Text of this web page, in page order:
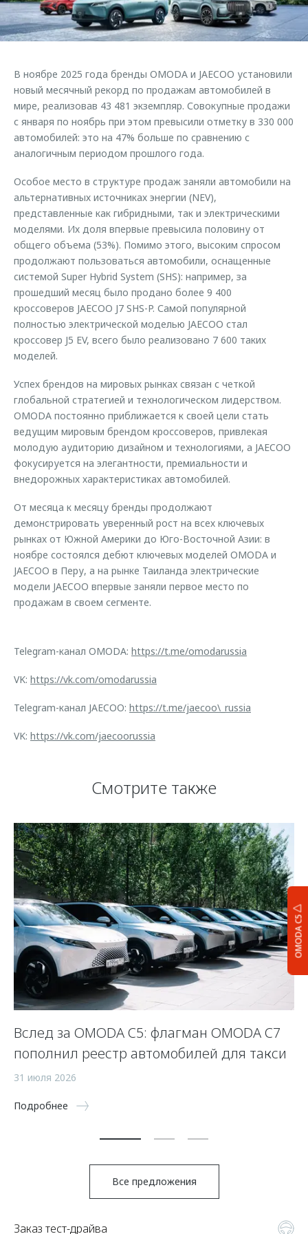
Страхование
Кредитный калькулятор
Одежда и сувениры
Оригинальные аксессуары
Запчасти
Трейд-ин
Калькулятор трейд-ин
Руководства по эксплуатации
Клиентская поддержка
Клуб владельцев OMODA
Приложение O&J
Аксессуары
Одежда и сувениры
Оригинальные аксессуары
Запчасти
Обратная связь
OMODA C5
В ноябре 2025 года бренды OMODA и JAECOO установили
новый месячный рекорд по продажам автомобилей в
мире, реализовав 43 481 экземпляр. Совокупные продажи
с января по ноябрь при этом превысили отметку в 330 000
автомобилей: это на 47% больше по сравнению с
аналогичным периодом прошлого года.
Особое место в структуре продаж заняли автомобили на
альтернативных источниках энергии (NEV),
представленные как гибридными, так и электрическими
моделями. Их доля впервые превысила половину от
общего объема (53%). Помимо этого, высоким спросом
продолжают пользоваться автомобили, оснащенные
системой Super Hybrid System (SHS): например, за
прошедший месяц было продано более 9 400
кроссоверов JAECOO J7 SHS-P. Самой популярной
полностью электрической моделью JAECOO стал
кроссовер J5 EV, всего было реализовано 7 600 таких
моделей.
Успех брендов на мировых рынках связан с четкой
глобальной стратегией и технологическом лидерством.
OMODA постоянно приближается к своей цели стать
ведущим мировым брендом кроссоверов, привлекая
молодую аудиторию дизайном и технологиями, а JAECOO
фокусируется на элегантности, премиальности и
внедорожных характеристиках автомобилей.
От месяца к месяцу бренды продолжают
демонстрировать уверенный рост на всех ключевых
рынках от Южной Америки до Юго-Восточной Азии: в
ноябре состоялся дебют ключевых моделей OMODA и
JAECOO в Перу, а на рынке Таиланда электрические
модели JAECOO впервые заняли первое место по
продажам в своем сегменте.
Telegram-канал OMODA: https://t.me/omodarussia
VK: https://vk.com/omodarussia
Telegram-канал JAECOO: https://t.me/jaecoo\_russia
VK: https://vk.com/jaecoorussia
Смотрите также
Вслед за OMODA C5: флагман OMODA C7
пополнил реестр автомобилей для такси
31 июля 2026
Подробнее
Все предложения
Заказ тест-драйва